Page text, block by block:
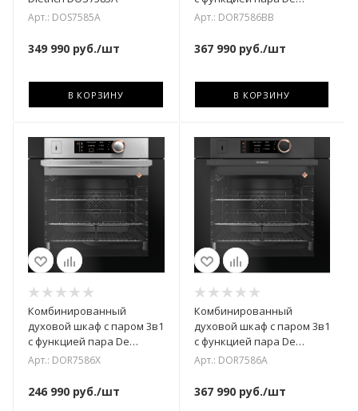
Арт.: DOS7585A
349 990 руб./шт
В КОРЗИНУ
Dietrich DOR7586BB
Арт.: DOR7586BB
367 990руб./шт
В КОРЗИНУ
Комбинированный
духовой шкаф с паром 3в1
с функцией пара De
Dietrich DOR7586X
Арт.: DOR7586X
246 990 руб./шт
Комбинированный
духовой шкаф с паром 3в1
с функцией пара De
Dietrich DOR7586A
Арт.: DOR7586A
367 990руб./шт